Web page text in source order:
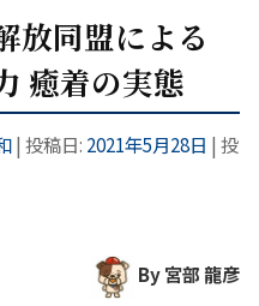
放同盟による
癒着の実態
| 投稿日: 2021年5月28日 | 投
By 宮部 龍彦